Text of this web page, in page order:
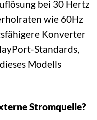
bei 30 Hertz
wie 60Hz
Konverter
Standards,
Modells
Stromquelle?